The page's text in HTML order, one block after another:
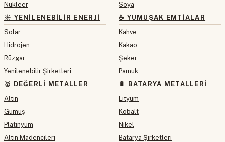
Nükleer
☀️ YENILENEBILIR ENERJI
Solar
Hidrojen
Rüzgar
Yenilenebilir Şirketleri
🥇 DEĞERLI METALLER
Altın
Gümüş
Platinyum
Altın Madencileri
Soya
☕ YUMUŞAK EMTIALAR
Kahve
Kakao
Şeker
Pamuk
🔋 BATARYA METALLERI
Lityum
Kobalt
Nikel
Batarya Şirketleri